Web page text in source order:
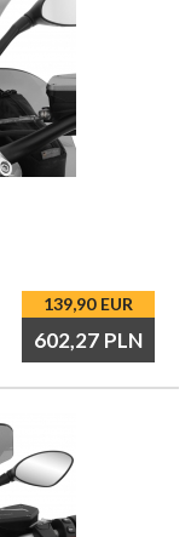
139,90 EUR
602,27 PLN